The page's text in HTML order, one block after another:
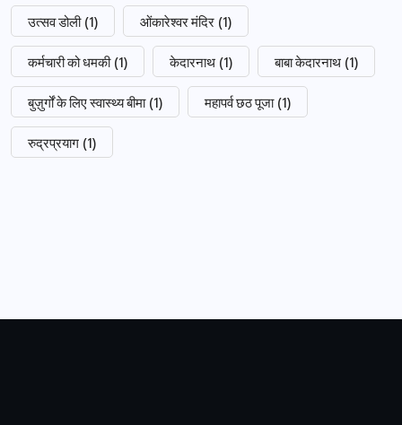
उत्सव डोली (1) ओंकारेश्वर मंदिर (1)
कर्मचारी को धमकी (1) केदारनाथ (1) बाबा केदारनाथ (1)
बुज़ुर्गों के लिए स्वास्थ्य बीमा (1) महापर्व छठ पूजा (1)
रुद्रप्रयाग (1)